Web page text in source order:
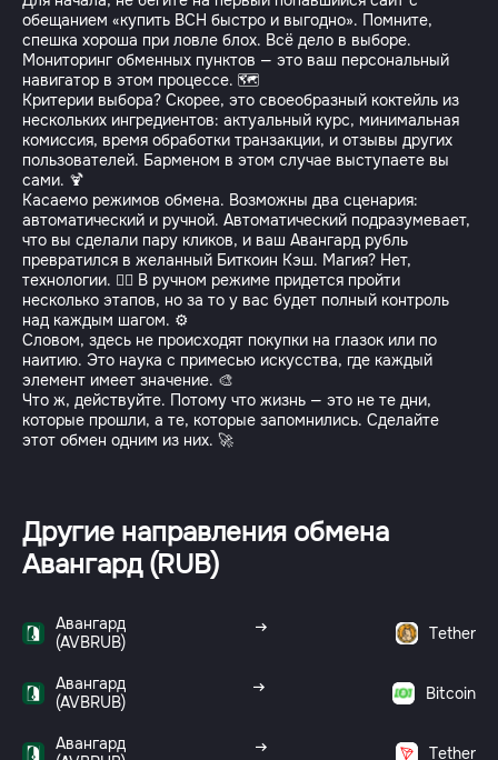
обещанием «купить BCH быстро и выгодно». Помните,
спешка хороша при ловле блох. Всё дело в выборе.
Мониторинг обменных пунктов — это ваш персональный
навигатор в этом процессе. 🗺️
Критерии выбора? Скорее, это своеобразный коктейль из
нескольких ингредиентов: актуальный курс, минимальная
комиссия, время обработки транзакции, и отзывы других
пользователей. Барменом в этом случае выступаете вы
сами. 🍹
Касаемо режимов обмена. Возможны два сценария:
автоматический и ручной. Автоматический подразумевает,
что вы сделали пару кликов, и ваш Авангард рубль
превратился в желанный Биткоин Кэш. Магия? Нет,
технологии. 🧙‍♂️ В ручном режиме придется пройти
несколько этапов, но за то у вас будет полный контроль
над каждым шагом. ⚙️
Словом, здесь не происходят покупки на глазок или по
наитию. Это наука с примесью искусства, где каждый
элемент имеет значение. 🎨
Что ж, действуйте. Потому что жизнь — это не те дни,
которые прошли, а те, которые запомнились. Сделайте
этот обмен одним из них. 🚀
Другие направления обмена
Авангард (RUB)
Авангард
(AVBRUB)
Tether
Авангард
(AVBRUB)
Bitcoin
Авангард
Tether